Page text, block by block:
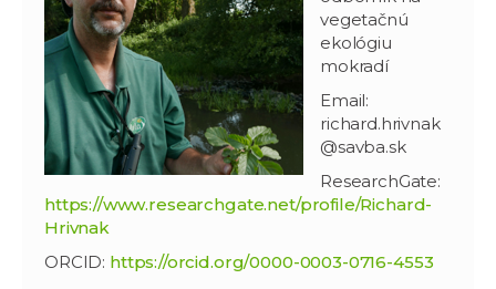
vegetačnú
ekológiu
mokradí
Email:
richard.hrivnak
@savba.sk
ResearchGate:
https://www.researchgate.net/profile/Richard-
Hrivnak
ORCID: https://orcid.org/0000-0003-0716-4553